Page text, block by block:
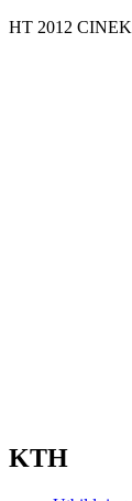
HT 2012 CINEK
KTH